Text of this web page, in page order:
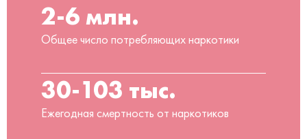
2-6 млн.
Общее число потребляющих наркотики
30-103 тыс.
Ежегодная смертность от наркотиков